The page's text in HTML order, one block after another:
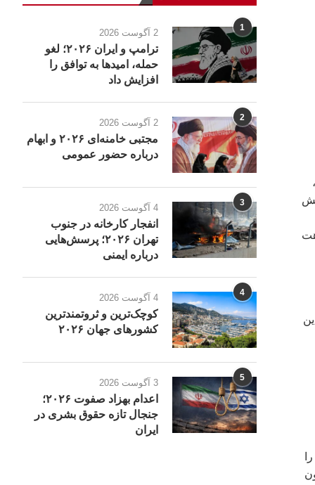
بیش
را
1 2 آگوست 2026
ترامپ و ایران ۲۰۲۶؛ لغو
حمله، امیدها به توافق را
افزایش داد
2 2 آگوست 2026
مجتبی خامنه‌ای ۲۰۲۶ و ابهام
درباره حضور عمومی
3 4 آگوست 2026
انفجار کارخانه در جنوب
تهران ۲۰۲۶؛ پرسش‌هایی
درباره ایمنی
4 4 آگوست 2026
کوچک‌ترین و ثروتمندترین
کشورهای جهان ۲۰۲۶
5 3 آگوست 2026
اعدام بهزاد صفوت ۲۰۲۶؛
جنجال تازه حقوق بشری در
ایران